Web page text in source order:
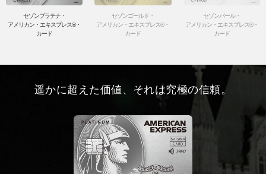
セゾンプラチナ・
アメリカン・エキスプレス®・
カード
セゾンゴールド・
アメリカン・エキスプレス®・
カード
セゾンパール・
アメリカン・エキスプレス®・
カード
遥かに超えた価値、それは究極の信頼。